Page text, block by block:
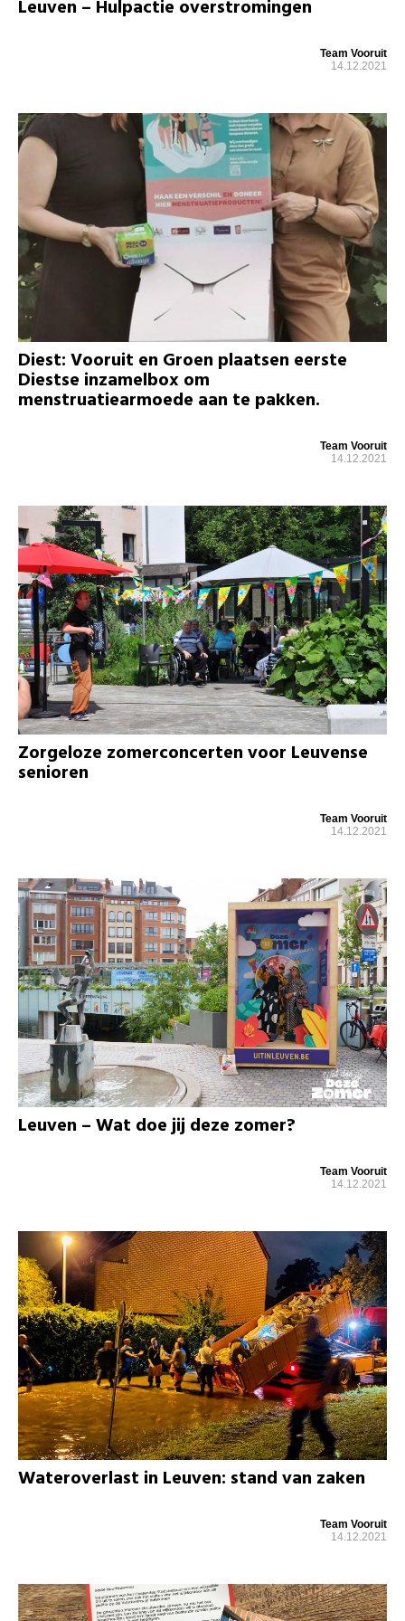
Leuven – Hulpactie overstromingen
Team Vooruit
14.12.2021
Diest: Vooruit en Groen plaatsen eerste
Diestse inzamelbox om
menstruatiearmoede aan te pakken.
Team Vooruit
14.12.2021
Zorgeloze zomerconcerten voor Leuvense
senioren
Team Vooruit
14.12.2021
Leuven – Wat doe jij deze zomer?
Team Vooruit
14.12.2021
Wateroverlast in Leuven: stand van zaken
Team Vooruit
14.12.2021